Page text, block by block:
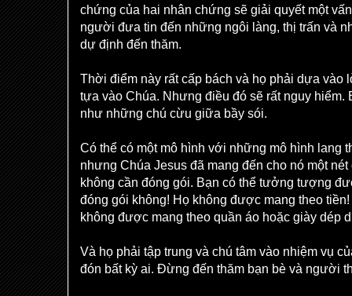
chứng của hai nhân chứng sẽ giải quyết một
người đưa tin đến những ngôi làng, thị trấn và
dự định đến thăm.
Thời điểm này rất cấp bách và họ phải dựa vào
tựa vào Chúa. Nhưng điều đó sẽ rất nguy
như những chú cừu giữa bầy sói.
Có thể có một mô hình với những mô hình lang
nhưng Chúa Jesus đã mang đến cho nó một
không cần đóng gói. Bạn có thể tưởng tượng
đóng gói không! Họ không được mang theo
không được mang theo quần áo hoặc giày dép
Và họ phải tập trung và chú tâm vào nhiệm vụ
đón bất kỳ ai. Đừng đến thăm bạn bè và người